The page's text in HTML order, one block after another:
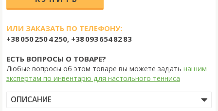
ИЛИ ЗАКАЗАТЬ ПО ТЕЛЕФОНУ:
+38 050 250 4 250, +38 093 654 82 83
ЕСТЬ ВОПРОСЫ О ТОВАРЕ?
Любые вопросы об этом товаре вы можете задать нашим
экспертам по инвентарю для настольного тенниса
ОПИСАНИЕ